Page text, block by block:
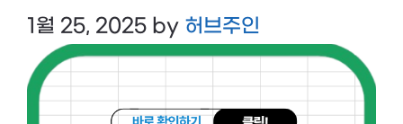
1월 25, 2025 by 허브주인